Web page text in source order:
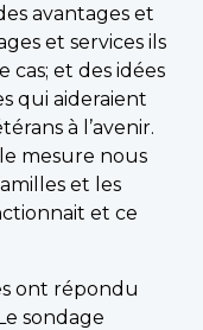
avantages et
et services ils
cas; et des idées
qui aideraient
à l’avenir.
mesure nous
et les
et ce
ont répondu
sondage